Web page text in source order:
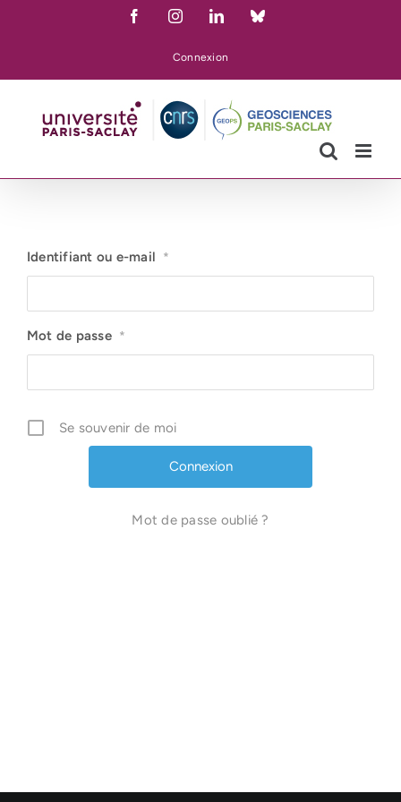
FacebookInstagramLinkedInBluesky
Connexion
Identifiant ou e-mail *
Mot de passe *
Se souvenir de moi
Mot de passe oublié ?